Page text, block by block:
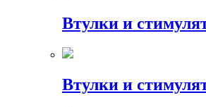
Втулки и
Втулки и